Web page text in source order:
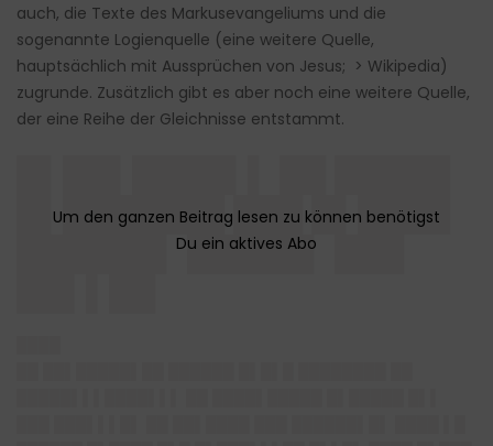
auch, die Texte des Markusevangeliums und die
sogenannte Logienquelle (eine weitere Quelle,
hauptsächlich mit Aussprüchen von Jesus; > Wikipedia)
zugrunde. Zusätzlich gibt es aber noch eine weitere Quelle,
der eine Reihe der Gleichnisse entstammt.
█▌███████ ███ █▌████
██████▌ █████▌ ███